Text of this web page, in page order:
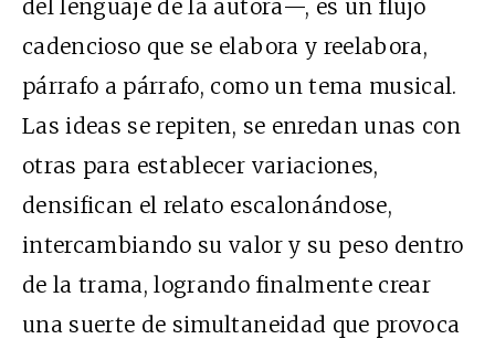
del lenguaje de la autora—, es un flujo
cadencioso que se elabora y reelabora,
párrafo a párrafo, como un tema musical.
Las ideas se repiten, se enredan unas con
otras para establecer variaciones,
densifican el relato escalonándose,
intercambiando su valor y su peso dentro
de la trama, logrando finalmente crear
una suerte de simultaneidad que provoca